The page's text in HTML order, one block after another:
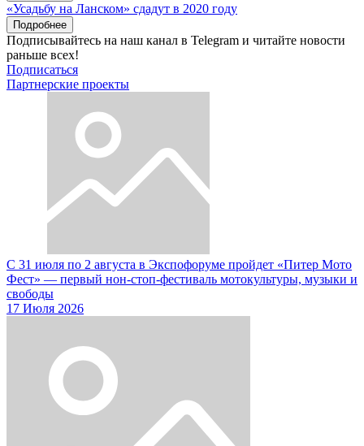
«Усадьбу на Ланском» сдадут в 2020 году
Подробнее
Подписывайтесь на наш канал в Telegram и читайте новости
раньше всех!
Подписаться
Партнерские проекты
С 31 июля по 2 августа в Экспофоруме пройдет «Питер Мото
Фест» — первый нон-стоп-фестиваль мотокультуры, музыки и
свободы
17 Июля 2026